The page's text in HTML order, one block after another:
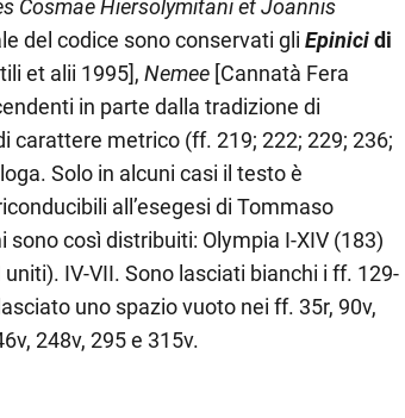
Cosmae Hiersolymitani et Joannis
del codice sono conservati gli Epinicidi
et alii 1995], Nemee [Cannatà Fera
in parte dalla tradizione di
carattere metrico (ff. 219; 222; 229; 236;
Solo in alcuni casi il testo è
all’esegesi di Tommaso
sono così distribuiti: Olympia I-XIV (183)
IV-VII. Sono lasciati bianchi i ff. 129-
uno spazio vuoto nei ff. 35r, 90v,
248v, 295 e 315v.